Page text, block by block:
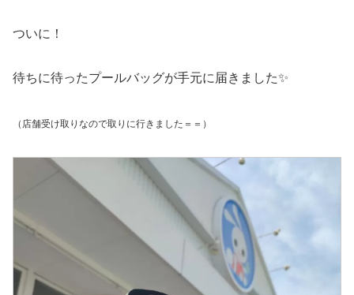
ついに！
待ちに待ったプールバッグが手元に届きました✨
（店舗受け取りなので取りに行きました＝＝）